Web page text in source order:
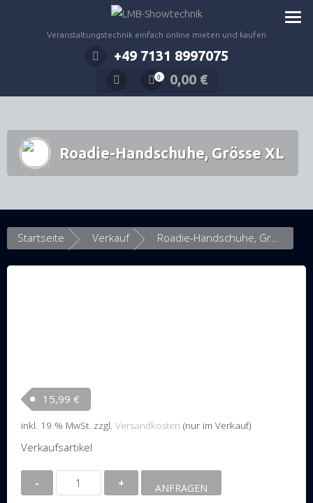
Veranstaltungstechnik einfach online mieten und kaufen
+49 7131 8997075
0 0,00 €
Roadie-Handschuhe, Grösse XL
Startseite Verkauf Roadie-Handschuhe, Grösse XL
15,99 €
inkl. 19 % MwSt. zzgl. Versandkosten (nur im Verkauf)
Verkaufsartikel
Roadie-
Handschuhe,
ANFRAGEN